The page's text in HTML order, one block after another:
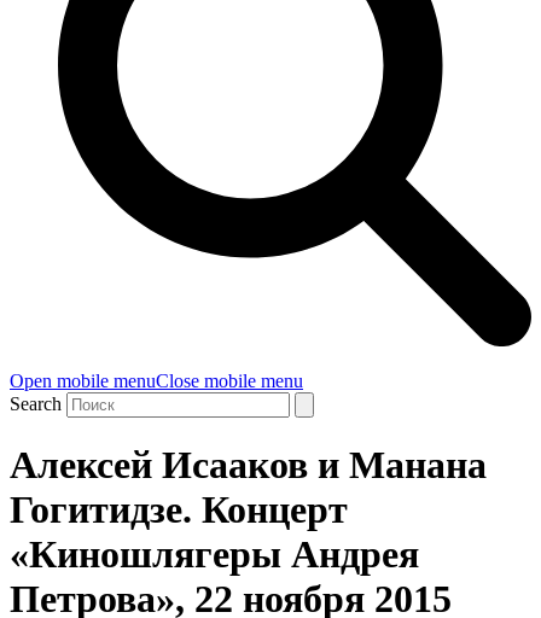
Open mobile menuClose mobile menu
Search
Алексей Исааков и Манана
Гогитидзе. Концерт
«Киношлягеры Андрея
Петрова», 22 ноября 2015